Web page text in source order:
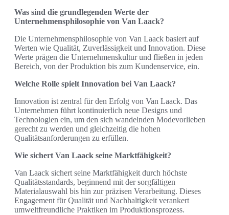
Was sind die grundlegenden Werte der
Unternehmensphilosophie von Van Laack?
Die Unternehmensphilosophie von Van Laack basiert auf
Werten wie Qualität, Zuverlässigkeit und Innovation. Diese
Werte prägen die Unternehmenskultur und fließen in jeden
Bereich, von der Produktion bis zum Kundenservice, ein.
Welche Rolle spielt Innovation bei Van Laack?
Innovation ist zentral für den Erfolg von Van Laack. Das
Unternehmen führt kontinuierlich neue Designs und
Technologien ein, um den sich wandelnden Modevorlieben
gerecht zu werden und gleichzeitig die hohen
Qualitätsanforderungen zu erfüllen.
Wie sichert Van Laack seine Marktfähigkeit?
Van Laack sichert seine Marktfähigkeit durch höchste
Qualitätsstandards, beginnend mit der sorgfältigen
Materialauswahl bis hin zur präzisen Verarbeitung. Dieses
Engagement für Qualität und Nachhaltigkeit verankert
umweltfreundliche Praktiken im Produktionsprozess.